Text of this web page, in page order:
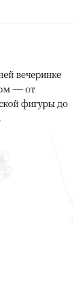
вечеринке
— от
фигуры до